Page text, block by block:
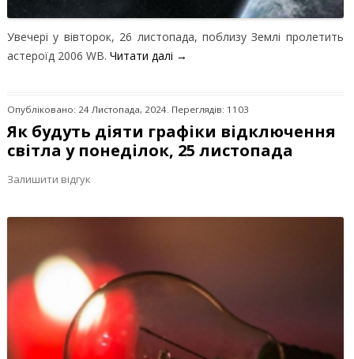
Увечері у вівторок, 26 листопада, поблизу Землі пролетить
астероїд 2006 WB. Читати далі →
Опубліковано: 24 Листопада, 2024. Переглядів: 1103
Як будуть діяти графіки відключення
світла у понеділок, 25 листопада
Залишити відгук